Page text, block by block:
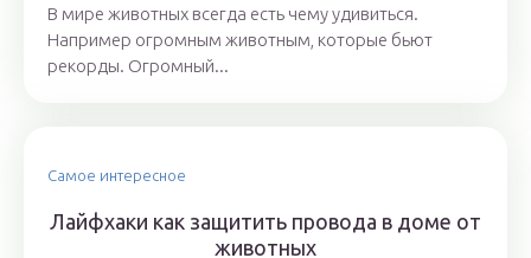
В мире животных всегда есть чему удивиться.
Например огромным животным, которые бьют
рекорды. Огромный...
Самое интересное
Лайфхаки как защитить провода в доме от
животных